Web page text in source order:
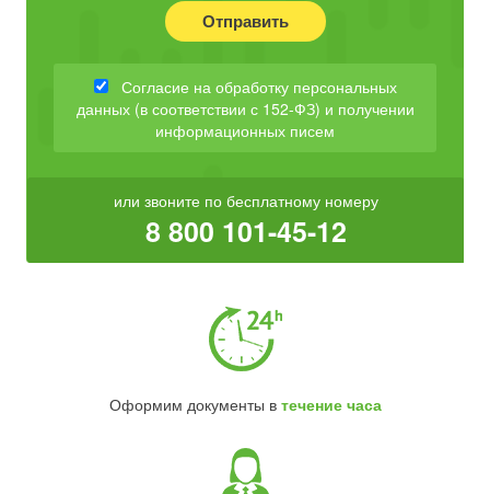
Отправить
Согласие на обработку персональных
данных (в соответствии с 152-ФЗ) и получении
информационных писем
или звоните по бесплатному номеру
8 800 101-45-12
Оформим документы в течение часа